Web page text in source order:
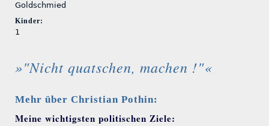
Goldschmied
Kinder:
1
»"Nicht quatschen, machen !"«
Mehr über Christian Pothin:
Meine wichtigsten politischen Ziele: